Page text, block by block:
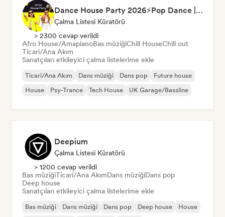
Dance House Party 2026⚡️Pop Dance | EDM | Pop EDM | Dance | Electro House | Tech House | Eurodance
Çalma Listesi Küratörü
> 2300 cevap verildi
Afro House/AmapianoBas müziğiChill HouseChill out
Ticari/Ana Akım
Sanatçıları etkileyici çalma listelerime ekle
Ticari/Ana Akım Dans müziği Dans pop
Future house
House
Psy-Trance Tech House UK Garage/Bassline
Deepium
Çalma Listesi Küratörü
> 1200 cevap verildi
Bas müziğiTicari/Ana AkımDans müziğiDans pop
Deep house
Sanatçıları etkileyici çalma listelerime ekle
Bas müziği Dans müziği Dans pop Deep house
House